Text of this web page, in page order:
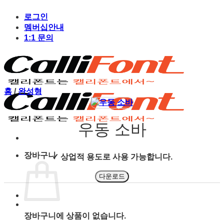
content
로그인
멤버십안내
1:1 문의
장바구니
장바구니에 상품이 없습니다.
홈 / 완성형
우동 소바
✓ 상업적 용도로 사용 가능합니다.
다운로드